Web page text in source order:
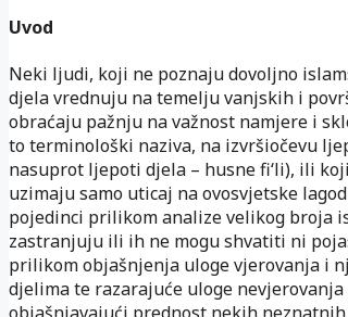
Uvod
Neki ljudi, koji ne poznaju dovoljno
djela vrednuju na temelju vanjskih i
obraćaju pažnju na važnost namjere i
to terminološki naziva, na izvršiočevu
nasuprot ljepoti djela – husne fi‘li), ili
uzimaju samo uticaj na ovosvjetske
pojedinci prilikom analize velikog broja
zastranjuju ili ih ne mogu shvatiti ni
prilikom objašnjenja uloge vjerovanja i
djelima te razarajuće uloge nevjerovanja